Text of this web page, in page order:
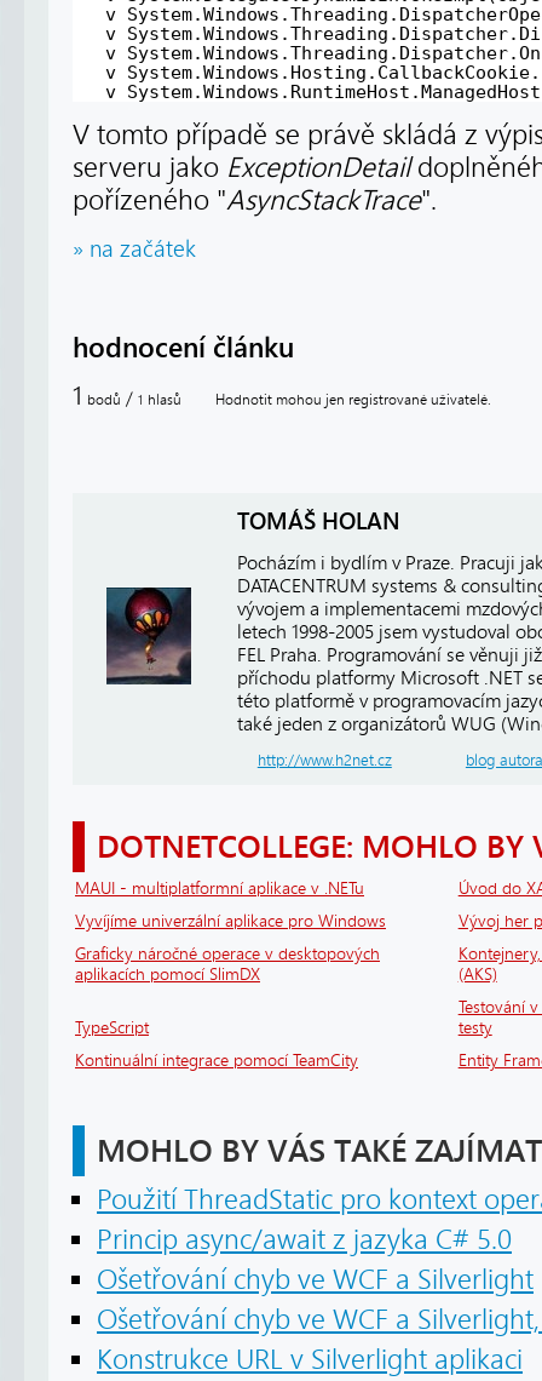
v
v
v
v
v
V tomto případě se právě skládá z
serveru jako ExceptionDetail
pořízeného "AsyncStackTrace".
» na začátek
hodnocení článku
1 bodů / 1 hlasů Hodnotit mohou jen registrované uživatelé.
TOMÁŠ HOLAN
Pocházím i bydlím v Praze. Pracuji
DATACENTRUM systems &
vývojem a implementacemi
letech 1998-2005 jsem vystudoval
FEL Praha. Programování se věnuji
příchodu platformy Microsoft .NET
této platformě v programovacím
také jeden z organizátorů WUG
http://www.h2net.cz blog autora
DOTNETCOLLEGE: MOHLO BY
MAUI - multiplatformní aplikace v .NETu
Úvod do
Vyvíjíme univerzální aplikace pro Windows
Vývoj her
Graficky náročné operace v desktopových
aplikacích pomocí SlimDX
(AKS)
TypeScript
Testování
testy
Kontinuální integrace pomocí TeamCity
Entity
MOHLO BY VÁS TAKÉ ZAJÍMAT
Použití ThreadStatic pro kontext
Princip async/await z jazyka C# 5.0
Ošetřování chyb ve WCF a Silverlight
Ošetřování chyb ve WCF a
Konstrukce URL v Silverlight aplikaci